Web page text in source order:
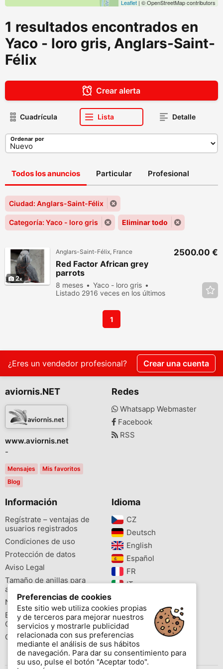
Leaflet | © OpenStreetMap contributors
1 resultados encontrados en
Yaco - loro gris, Anglars-Saint-
Félix
Crear alerta
Cuadrícula Lista Detalle
Ordenar por
Todos los anuncios Particular Profesional
Ciudad: Anglars-Saint-Félix
Categoría: Yaco - loro gris Eliminar todo
2
Anglars-Saint-Félix, France
Red Factor African grey
parrots
8 meses
Yaco - loro gris
Listado 2916 veces en los últimos
2500.00 €
1
¿Eres un vendedor profesional? Crear una cuenta
aviornis.NET
www.aviornis.net
-
Mensajes
Mis favoritos
Blog
Redes
Whatsapp Webmaster
Facebook
RSS
Información
Regístrate – ventajas de
usuarios registrados
Condiciones de uso
Protección de datos
Aviso Legal
Tamaño de anillas para
aves
Newsletter
Buscador de especies
Cites
Colores de las anillas
Idioma
CZ‎
Deutsch‎
English‎
Español‎
FR‎
IT‎
PL‎
PT‎
Preferencias de cookies
Este sitio web utiliza cookies propias
y de terceros para mejorar nuestros
servicios y mostrarle publicidad
relacionada con sus preferencias
mediante el análisis de sus hábitos
de navegación. Para dar su consentimiento para
su uso, pulse el botón "Aceptar todo".